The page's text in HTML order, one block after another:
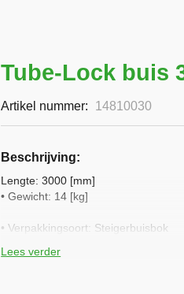
Tube-Lock buis
Artikel nummer 14810030
Beschrijving
Lengte: 3000 [mm]
• Gewicht: 14 [kg]
• Verpakkingsoort: Steigerbuisbok
Lees verder